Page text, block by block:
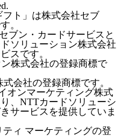
フト」は株式会社セブ
。
ブン・カードサービスと
ソリューション株式会社
スです。
株式会社の登録商標で
会社の登録商標です。
オンマーケティング株式
、NTTカードソリューシ
サービスを提供していま
ィ マーケティングの登